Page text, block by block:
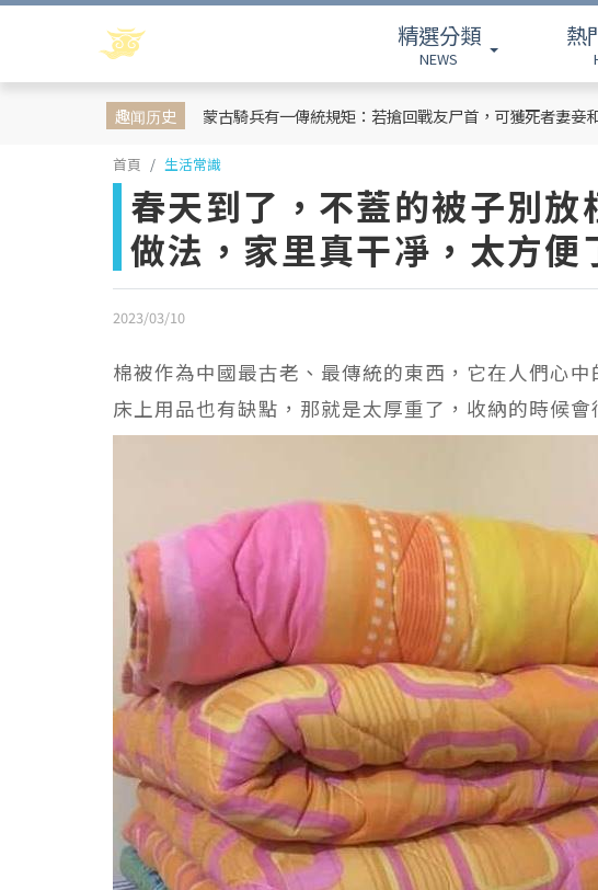
精選分類
NEWS
熱
趣闻历史 蒙古騎兵有一傳統規矩：若搶回戰友尸首，可獲死者妻妾
首頁 生活常識
春天到了，不蓋的被子別
做法，家里真干凈，太方便
2023/03/10
棉被作為中國最古老、最傳統的東西，它在人們心
床上用品也有缺點，那就是太厚重了，收納的時候會